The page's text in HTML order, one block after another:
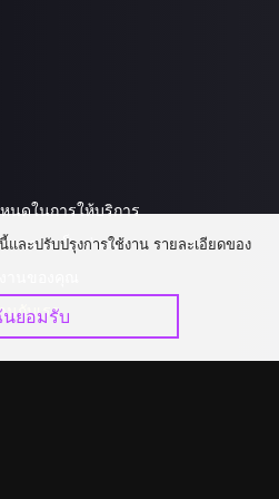
นดในการให้บริการ
ยความเป็นส่วนตัว
านกับเรา
และปรับปรุงการใช้งาน รายละเอียดของ
ยอมรับ